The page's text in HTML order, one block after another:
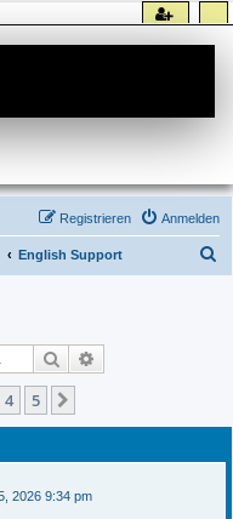
Anmelden
Registrieren
English Support
Suche
4 5
2026 9:34 pm